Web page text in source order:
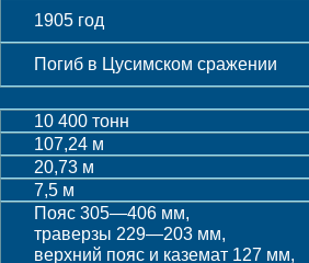
1905 год
Погиб в Цусимском сражении
10 400 тонн
107,24 м
20,73 м
7,5 м
Пояс 305—406 мм,
траверзы 229—203 мм,
верхний пояс и каземат 127 мм,